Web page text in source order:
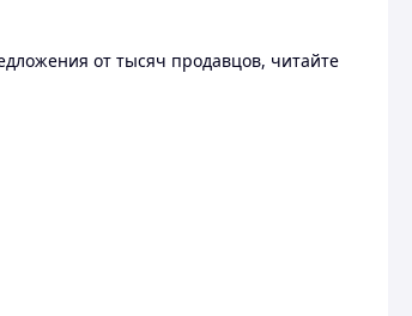
от тысяч продавцов, читайте